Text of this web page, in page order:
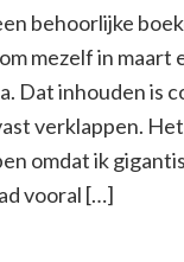
behoorlijke
mezelf in maart
Dat inhouden is
verklappen.
omdat ik
vooral […]